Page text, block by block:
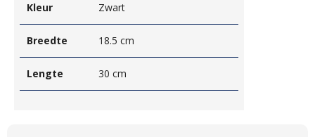
Kleur Zwart
Breedte 18.5 cm
Lengte 30 cm